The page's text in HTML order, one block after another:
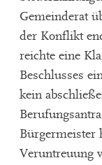
Gemeinderat
der Konflikt
reichte eine
Beschlusses
kein
Bürgermeister
Veruntreuung